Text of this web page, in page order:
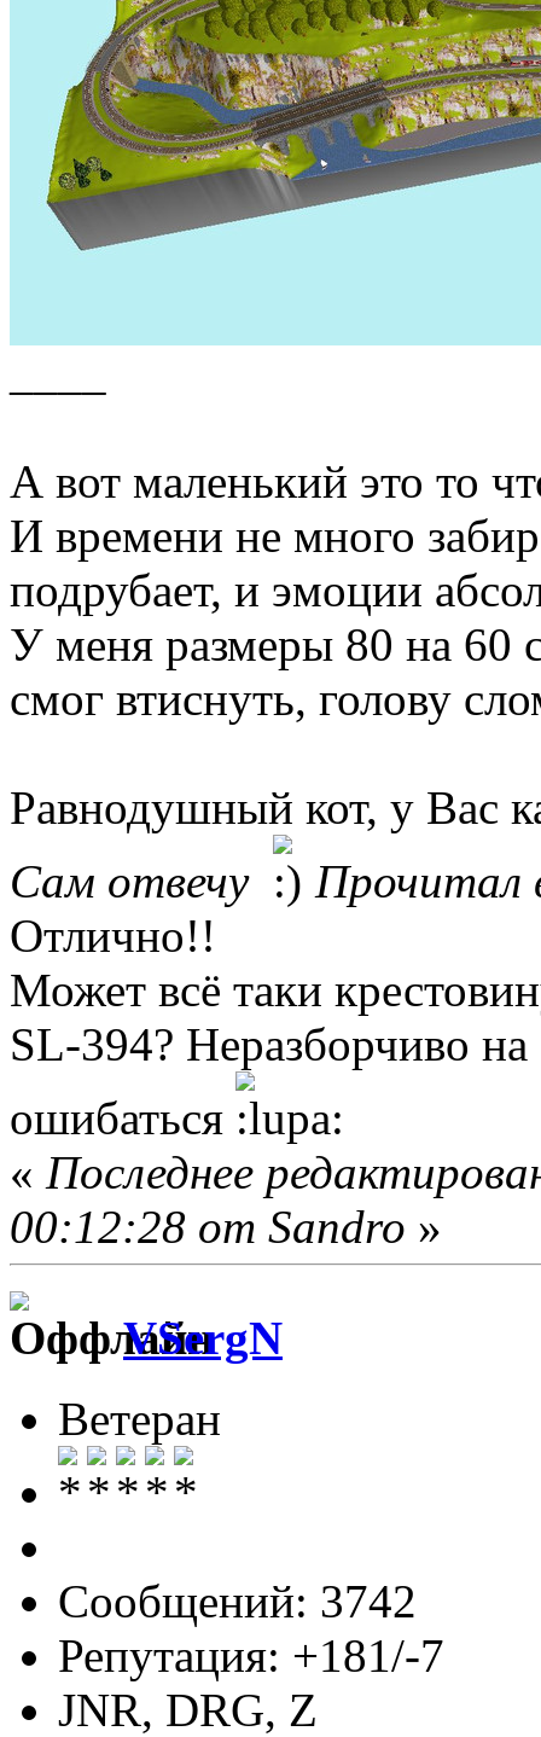
А вот маленький это то
И времени не много
подрубает, и эмоции
У меня размеры 80 на 60
смог втиснуть, голову
Равнодушный кот, у Вас
Сам отвечу
Прочитал
Отлично!!
Может всё таки
SL-394? Неразборчиво
ошибаться
« Последнее
00:12:28 от Sandro »
VSergN
Ветеран
Сообщений: 3742
Репутация: +181/-7
JNR, DRG, Z